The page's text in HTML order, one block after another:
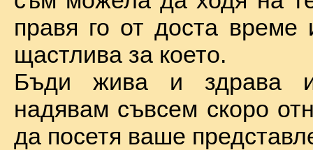
правя го от доста време
щастлива за което.
Бъди жива и здрава
надявам съвсем скоро
да посетя ваше